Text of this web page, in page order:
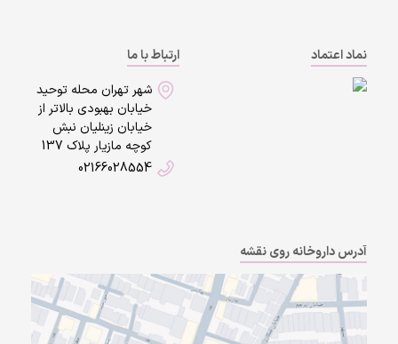
نماد اعتماد
ارتباط با ما
شهر تهران محله توحید
خیابان بهبودی بالاتر از
خیابان زینلیان نبش
کوچه مازیار پلاک 137
02166028554
آدرس داروخانه روی نقشه